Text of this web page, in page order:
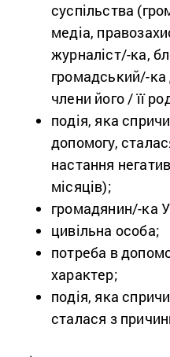
суспільства
медіа,
журналіст/-ка,
громадський/-ка
члени його / її
подія, яка
допомогу,
настання
місяців);
громадянин/-ка
цивільна особа;
потреба в
характер;
подія, яка
сталася з